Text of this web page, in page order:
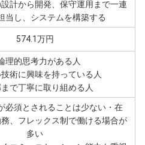
計から開発、保守運用まで一連
当し、システムを構築する
574.1万円
理的思考力がある人
技術に興味を持っている人
まで丁寧に取り組める人
必須とされることは少ない・在
、フレックス制で働ける場合が
多い